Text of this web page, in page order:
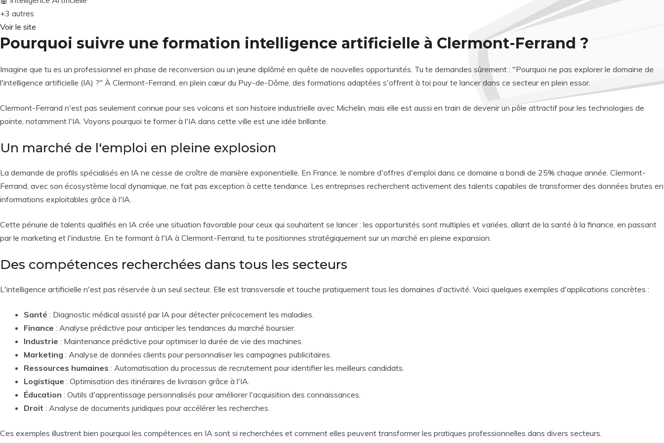
+3 autres
Voir le site
Pourquoi suivre une formation intelligence artificielle à Clermont-Ferrand ?
Imagine que tu es un professionnel en phase de reconversion ou un jeune diplômé en quête de nouvelles opportunités. Tu te demandes sûrement : "Pourquoi ne pas explorer le domaine de
l'intelligence artificielle (IA) ?" À Clermont-Ferrand, en plein cœur du Puy-de-Dôme, des formations adaptées s'offrent à toi pour te lancer dans ce secteur en plein essor.
Clermont-Ferrand n'est pas seulement connue pour ses volcans et son histoire industrielle avec Michelin, mais elle est aussi en train de devenir un pôle attractif pour les technologies de
pointe, notamment l'IA. Voyons pourquoi te former à l'IA dans cette ville est une idée brillante.
Un marché de l'emploi en pleine explosion
La demande de profils spécialisés en IA ne cesse de croître de manière exponentielle. En France, le nombre d'offres d'emploi dans ce domaine a bondi de 25% chaque année. Clermont-
Ferrand, avec son écosystème local dynamique, ne fait pas exception à cette tendance. Les entreprises recherchent activement des talents capables de transformer des données brutes en
informations exploitables grâce à l'IA.
Cette pénurie de talents qualifiés en IA crée une situation favorable pour ceux qui souhaitent se lancer : les opportunités sont multiples et variées, allant de la santé à la finance, en passant
par le marketing et l'industrie. En te formant à l'IA à Clermont-Ferrand, tu te positionnes stratégiquement sur un marché en pleine expansion.
Des compétences recherchées dans tous les secteurs
L'intelligence artificielle n'est pas réservée à un seul secteur. Elle est transversale et touche pratiquement tous les domaines d'activité. Voici quelques exemples d'applications concrètes :
Santé : Diagnostic médical assisté par IA pour détecter précocement les maladies.
Finance : Analyse prédictive pour anticiper les tendances du marché boursier.
Industrie : Maintenance prédictive pour optimiser la durée de vie des machines.
Marketing : Analyse de données clients pour personnaliser les campagnes publicitaires.
Ressources humaines : Automatisation du processus de recrutement pour identifier les meilleurs candidats.
Logistique : Optimisation des itinéraires de livraison grâce à l'IA.
Éducation : Outils d'apprentissage personnalisés pour améliorer l'acquisition des connaissances.
Droit : Analyse de documents juridiques pour accélérer les recherches.
Ces exemples illustrent bien pourquoi les compétences en IA sont si recherchées et comment elles peuvent transformer les pratiques professionnelles dans divers secteurs.